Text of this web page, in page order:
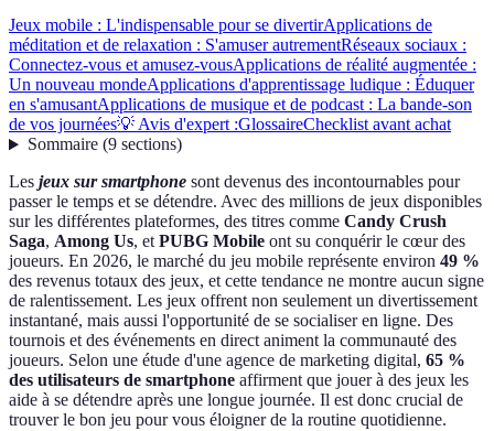
Jeux mobile : L'indispensable pour se divertirApplications de
méditation et de relaxation : S'amuser autrementRéseaux sociaux :
Connectez-vous et amusez-vousApplications de réalité augmentée :
Un nouveau mondeApplications d'apprentissage ludique : Éduquer
en s'amusantApplications de musique et de podcast : La bande-son
de vos journées💡 Avis d'expert :GlossaireChecklist avant achat
Sommaire(9 sections)
Les jeux sur smartphone sont devenus des incontournables pour
passer le temps et se détendre. Avec des millions de jeux disponibles
sur les différentes plateformes, des titres comme Candy Crush
Saga, Among Us, etPUBG Mobile ont su conquérir le cœur des
joueurs. En 2026, le marché du jeu mobile représente environ 49 %
des revenus totaux des jeux, et cette tendance ne montre aucun signe
de ralentissement. Les jeux offrent non seulement un divertissement
instantané, mais aussi l'opportunité de se socialiser en ligne. Des
tournois et des événements en direct animent la communauté des
joueurs. Selon une étude d'une agence de marketing digital, 65 %
des utilisateurs de smartphone affirment que jouer à des jeux les
aide à se détendre après une longue journée. Il est donc crucial de
trouver le bon jeu pour vous éloigner de la routine quotidienne.